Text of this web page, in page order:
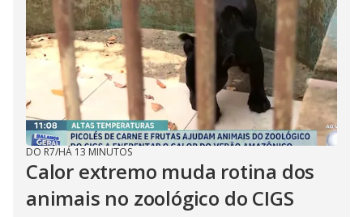
DO R7/HÁ 13 MINUTOS
Calor extremo muda rotina dos
animais no zoológico do CIGS